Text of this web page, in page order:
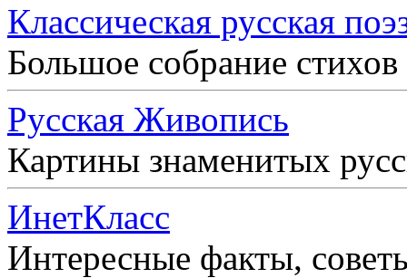
Классическая русская
Большое собрание
Русская Живопись
Картины знаменитых
ИнетКласс
Интересные факты,